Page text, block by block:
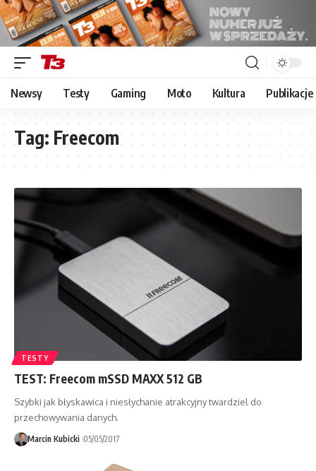
Newsy Testy Gaming Moto Kultura Publikacje
Tag: Freecom
TESTY
TEST: Freecom mSSD MAXX 512 GB
Szybki jak błyskawica i niesłychanie atrakcyjny twardziel do
przechowywania danych.
Marcin Kubicki 05/05/2017